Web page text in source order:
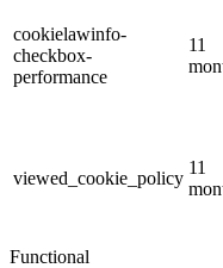
cookielawinfo-
checkbox-
performance
11
viewed_cookie_policy
11
Functional